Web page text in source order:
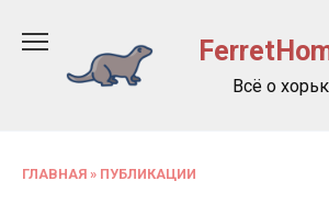
содержанию
Всё о
ГЛАВНАЯ » ПУБЛИКАЦИИ